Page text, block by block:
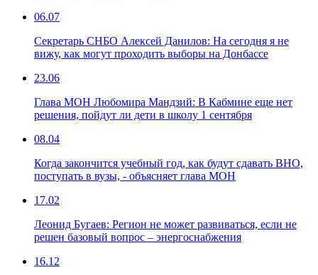
06.07
Секретарь СНБО Алексей Данилов: На сегодня я не
вижу, как могут проходить выборы на Донбассе
23.06
Глава МОН Любомира Мандзий: В Кабмине еще нет
решения, пойдут ли дети в школу 1 сентября
08.04
Когда закончится учебный год, как будут сдавать ВНО,
поступать в вузы, - объясняет глава МОН
17.02
Леонид Бугаев: Регион не может развиваться, если не
решен базовый вопрос – энергоснабжения
16.12